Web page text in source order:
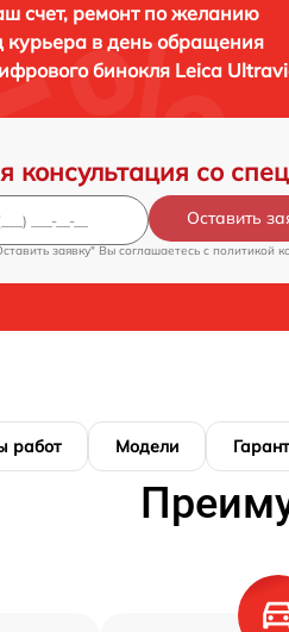
счет, ремонт по желанию
курьера в день обращения
бинокля Leica
консультация со
Оставить
заявку" Вы соглашаетесь c политикой
работ Модели